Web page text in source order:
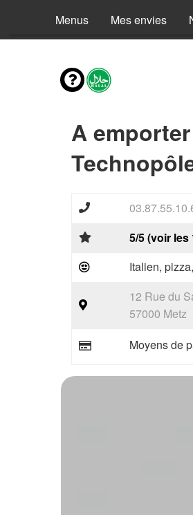
Menus Mes envies
A
5/5 (voir les
Italien,
12 Rue du
57000 Metz
Moyens de